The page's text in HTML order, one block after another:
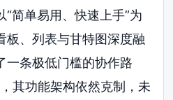
简单易用、快速上手”为
板、列表与甘特图深度融
一条极低门槛的协作路
其功能架构依然克制，未